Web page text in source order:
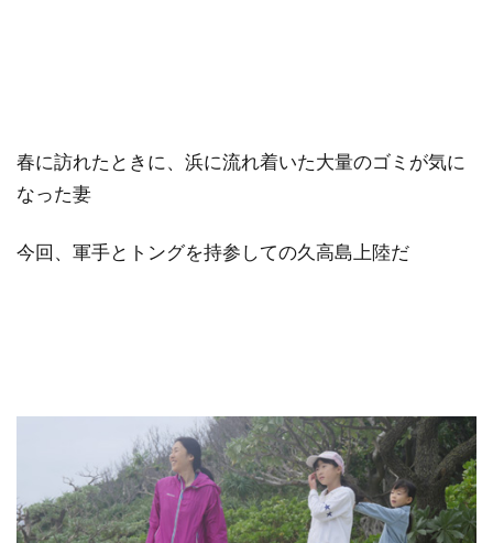
春に訪れたときに、浜に流れ着いた大量のゴミが気に
なった妻
今回、軍手とトングを持参しての久高島上陸だ